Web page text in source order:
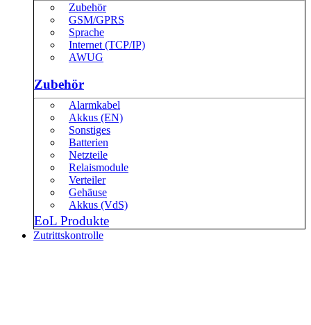
Zubehör
GSM/GPRS
Sprache
Internet (TCP/IP)
AWUG
Zubehör
Alarmkabel
Akkus (EN)
Sonstiges
Batterien
Netzteile
Relaismodule
Verteiler
Gehäuse
Akkus (VdS)
EoL Produkte
Zutrittskontrolle